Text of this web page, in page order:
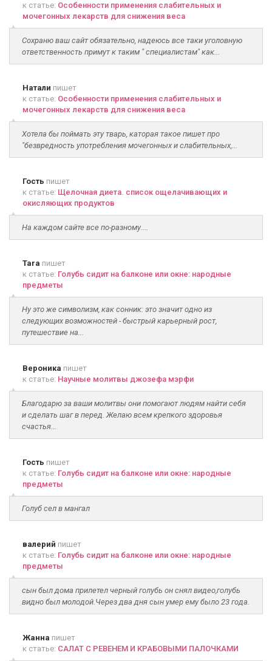
к статье: Особенности применения слабительных и
мочегонных лекарств для снижения веса
Сохраню ваш сайт обязательно, надеюсь все таки уголовную
ответственность примут к таким " специалистам" как...
Натали пишет
к статье: Особенности применения слабительных и
мочегонных лекарств для снижения веса
Хотела бы поймать эту тварь, каторая такое пишет про
"безвредность употребления мочегонных и слабительных,...
Гость пишет
к статье: Щелочная диета. список ощелачивающих и
окисляющих продуктов
На каждом сайте все по-разному....
Tara пишет
к статье: Голубь сидит на балконе или окне: народные
предметы
Ну это же символизм, как сонник: это значит одно из
следующих возможностей - быстрый карьерный рост,
путешествие на...
Вероника пишет
к статье: Научные молитвы джозефа мэрфи
Благодарю за ваши молитвы они помогают людям найти себя
и сделать шаг в перед. Желаю всем крепкого здоровья
счастья...
Гость пишет
к статье: Голубь сидит на балконе или окне: народные
предметы
Голуб сел в мангал
валерий пишет
к статье: Голубь сидит на балконе или окне: народные
предметы
сын был дома прилетел черный голубь он снял видео,голубь
видно был молодой.Через два дня сын умер ему было 23 года.
Жанна пишет
к статье: САЛАТ С РЕВЕНЕМ И КРАБОВЫМИ ПАЛОЧКАМИ